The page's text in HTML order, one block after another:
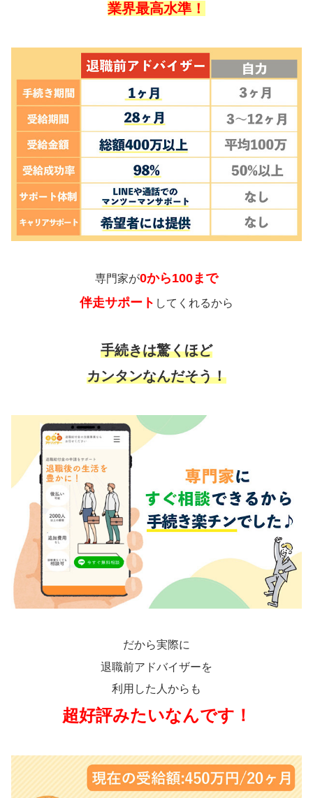
業界最高水準！
専門家が0から100まで
伴走サポート してくれるから
手続きは驚くほど
カンタンなんだそう！
だから実際に
退職前アドバイザーを
利用した人からも
超好評みたいなんです！